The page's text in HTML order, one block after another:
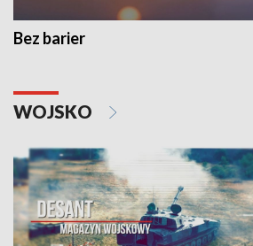
Bez barier
WOJSKO